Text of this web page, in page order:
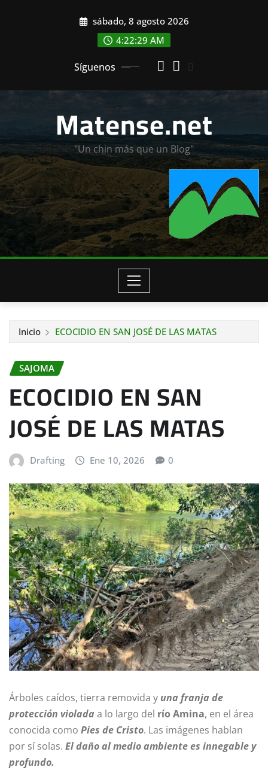
sábado, 8 agosto 2026
4:22:30 AM
Síguenos
Matense.net
"Un chin más que un Blog"
Inicio ECOCIDIO EN SAN JOSÉ DE LAS MATAS
SAJOMA
ECOCIDIO EN SAN
JOSÉ DE LAS MATAS
Drafting Ene 10, 2026 0
Árboles caídos, tierra removida y una franja de
protección violada a lo largo del río Amina, en el área
conocida como Pies de Cristo. Las imágenes hablan
por sí solas. El daño al medio ambiente es innegable y
profundo.